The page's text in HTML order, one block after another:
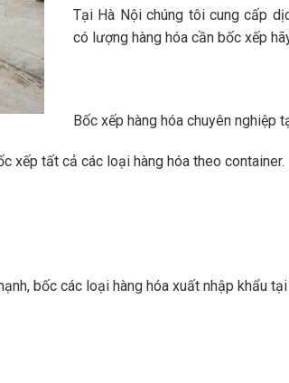
Tại Hà Nội chúng tôi cung cấp
có lượng hàng hóa cần bốc xếp
Bốc xếp hàng hóa chuyên nghiệp
xếp tất cả các loại hàng hóa theo container.
bốc các loại hàng hóa xuất nhập khẩu